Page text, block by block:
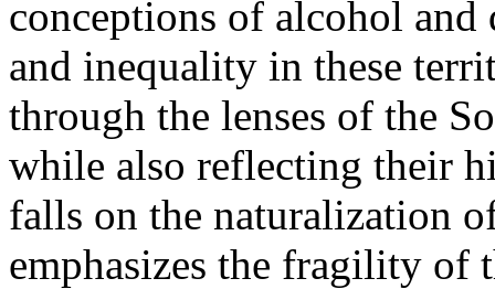
conceptions of alcohol and
and inequality in these
through the lenses of the
while also reflecting their
falls on the naturalization
emphasizes the fragility of